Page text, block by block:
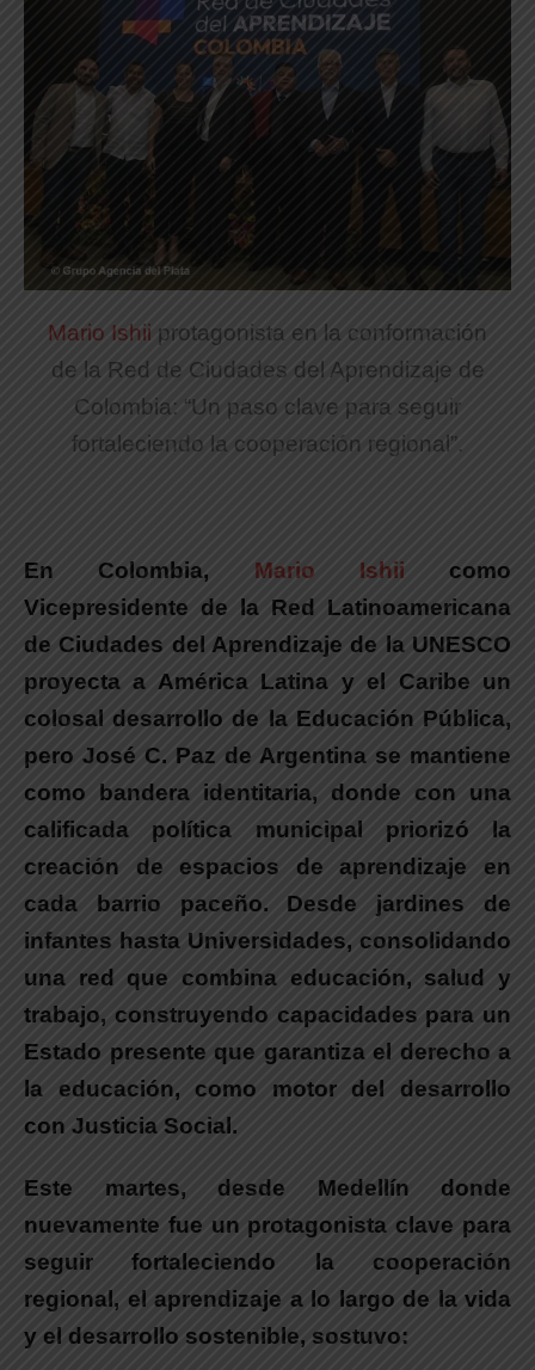
Mario Ishii protagonista en la conformación
de la Red de Ciudades del Aprendizaje de
Colombia: “Un paso clave para seguir
fortaleciendo la cooperación regional”.
En Colombia, Mario Ishii como
Vicepresidente de la Red Latinoamericana
de Ciudades del Aprendizaje de la UNESCO
proyecta a América Latina y el Caribe un
colosal desarrollo de la Educación Pública,
pero José C. Paz de Argentina se mantiene
como bandera identitaria, donde con una
calificada política municipal priorizó la
creación de espacios de aprendizaje en
cada barrio paceño. Desde jardines de
infantes hasta Universidades, consolidando
una red que combina educación, salud y
trabajo, construyendo capacidades para un
Estado presente que garantiza el derecho a
la educación, como motor del desarrollo
con Justicia Social.
Este martes, desde Medellín donde
nuevamente fue un protagonista clave para
seguir fortaleciendo la cooperación
regional, el aprendizaje a lo largo de la vida
y el desarrollo sostenible, sostuvo: